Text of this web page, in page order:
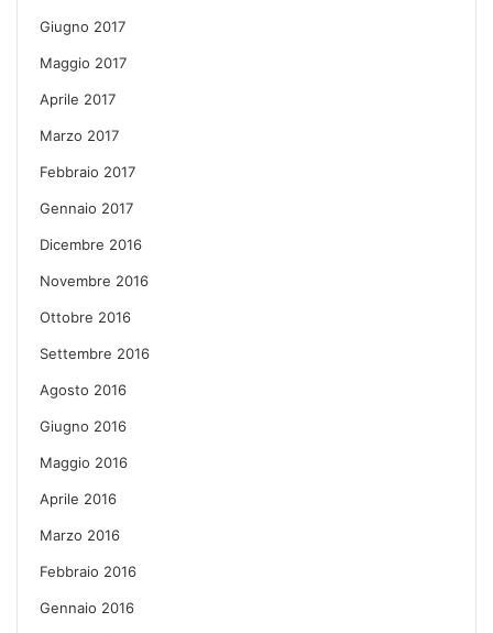
Giugno 2017
Maggio 2017
Aprile 2017
Marzo 2017
Febbraio 2017
Gennaio 2017
Dicembre 2016
Novembre 2016
Ottobre 2016
Settembre 2016
Agosto 2016
Giugno 2016
Maggio 2016
Aprile 2016
Marzo 2016
Febbraio 2016
Gennaio 2016